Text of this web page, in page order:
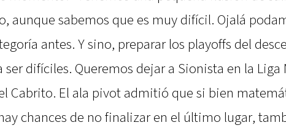
aunque sabemos que es muy difícil. Ojalá
antes. Y sino, preparar los playoffs del
ser difíciles. Queremos dejar a Sionista en la Liga
Cabrito. El ala pivot admitió que si bien
chances de no finalizar en el último lugar,